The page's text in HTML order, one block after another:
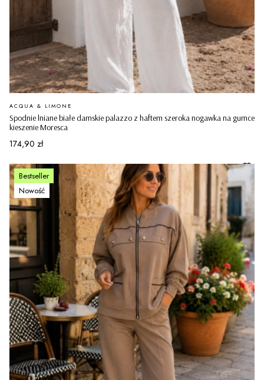
Spodnie lniane białe damskie palazzo z haftem szeroka nogawka na gumce
kieszenie Moresca
PRODUCENT
ACQUA & LIMONE
Cena
174,90 zł
Bestseller
Nowość